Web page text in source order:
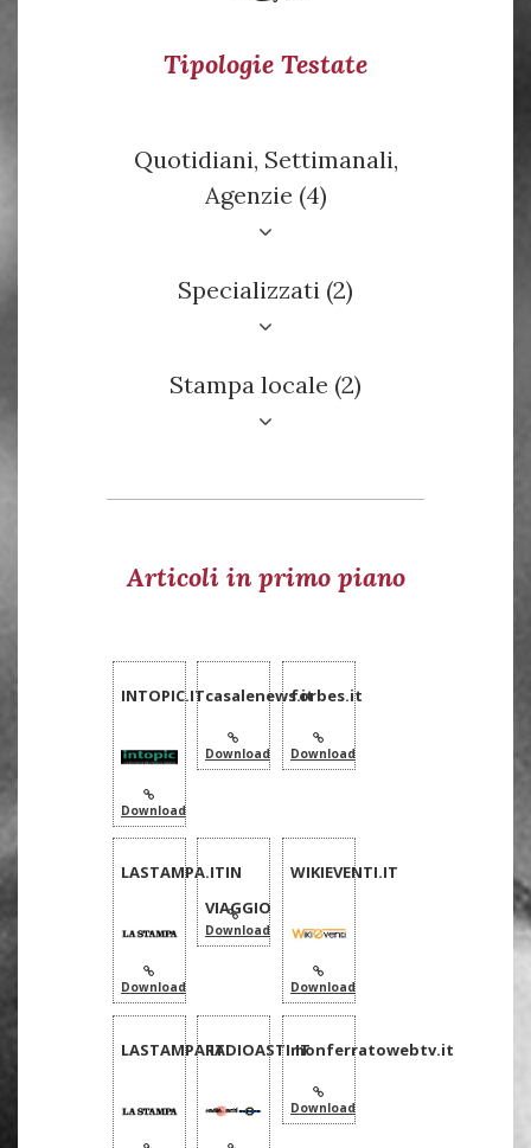
Tipologie Testate
Quotidiani, Settimanali,
Agenzie (4)
Specializzati (2)
Stampa locale (2)
Articoli in primo piano
INTOPIC.IT
Download
casalenews.it
Download
forbes.it
Download
LASTAMPA.IT
Download
IN
VIAGGIO
Download
WIKIEVENTI.IT
Download
LASTAMPA.ITRADIOASTI.ITmonferratowebtv.it
Download